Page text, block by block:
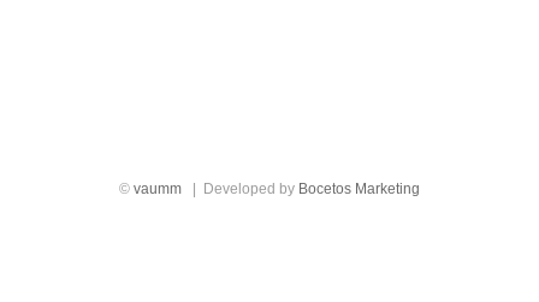
© vaumm | Developed by Bocetos Marketing